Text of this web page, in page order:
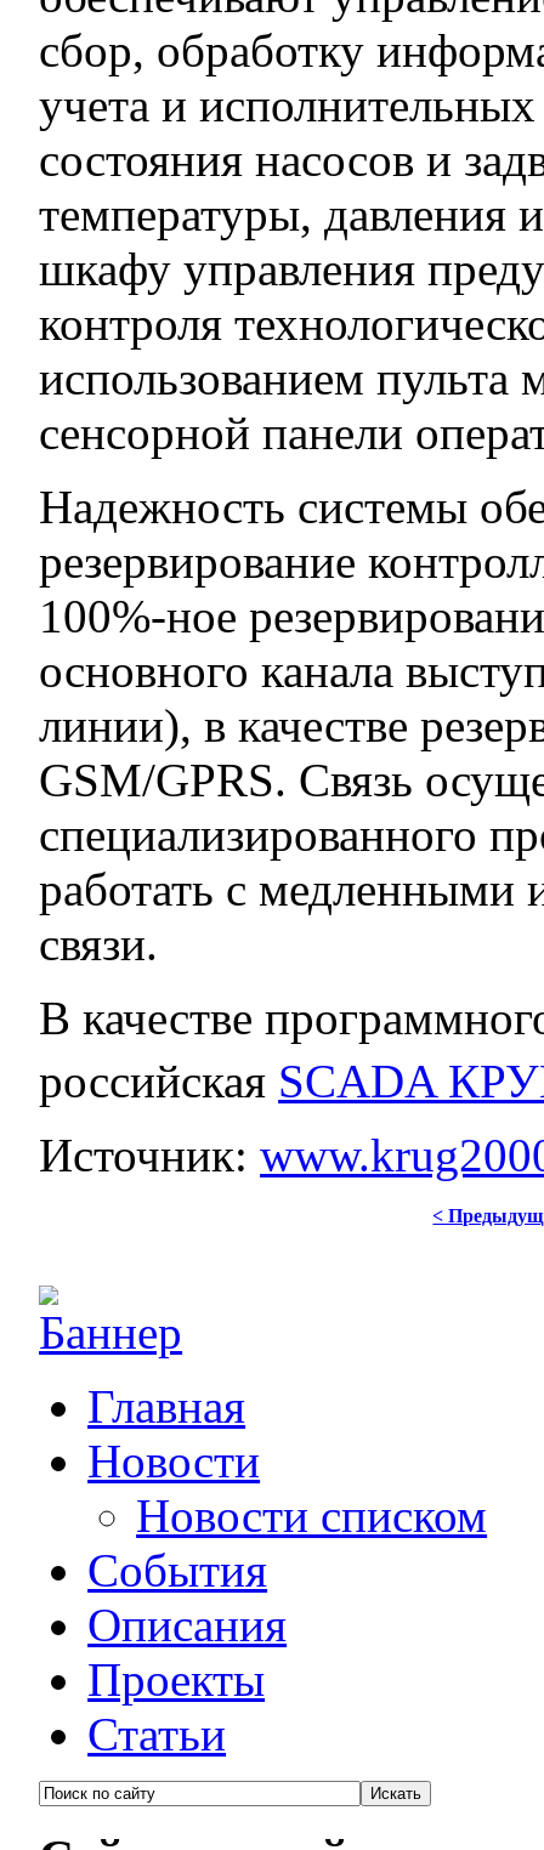
сбор, обработку
учета и
состояния насосов и
температуры, давления
шкафу управления
контроля
использованием пульта
сенсорной панели
Надежность системы
резервирование
100%-ное
основного канала
линии), в качестве
GSM/GPRS. Связь
специализированного
работать с
связи.
В качестве
российская SCADA
Источник:
<
Главная
Новости
Новости списком
События
Описания
Проекты
Статьи